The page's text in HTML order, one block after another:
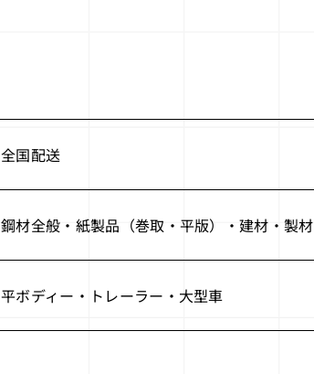
全国配送
鋼材全般・紙製品（巻取・平版）・建材・製材
平ボディー・トレーラー・大型車